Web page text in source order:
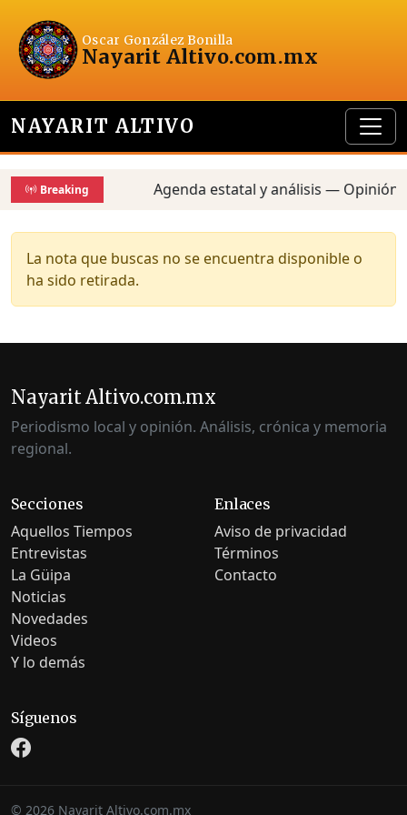
Oscar González Bonilla
Nayarit Altivo.com.mx
NAYARIT ALTIVO
Breaking Agenda estatal y análisis —
La nota que buscas no se encuentra disponible o
ha sido retirada.
Nayarit Altivo.com.mx
Periodismo local y opinión. Análisis, crónica y memoria
regional.
Secciones
Aquellos Tiempos
Entrevistas
La Güipa
Noticias
Novedades
Videos
Y lo demás
Enlaces
Aviso de privacidad
Términos
Contacto
Síguenos
© 2026 Nayarit Altivo.com.mx